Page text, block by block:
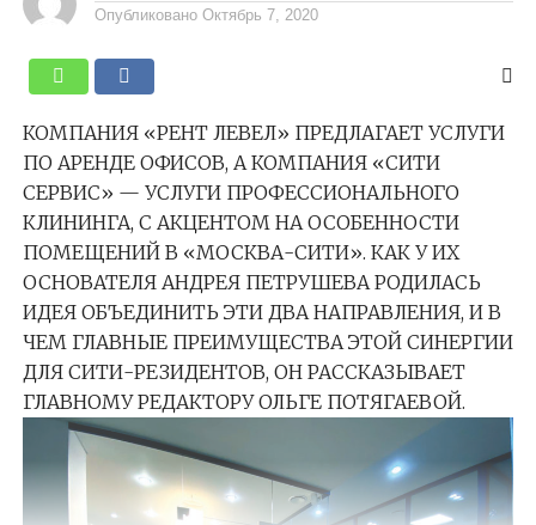
Опубликовано Октябрь 7, 2020
КОМПАНИЯ «РЕНТ ЛЕВЕЛ» ПРЕДЛАГАЕТ УСЛУГИ
ПО АРЕНДЕ ОФИСОВ, А КОМПАНИЯ «СИТИ
СЕРВИС» — УСЛУГИ ПРОФЕССИОНАЛЬНОГО
КЛИНИНГА, С АКЦЕНТОМ НА ОСОБЕННОСТИ
ПОМЕЩЕНИЙ В «МОСКВА-СИТИ». КАК У ИХ
ОСНОВАТЕЛЯ АНДРЕЯ ПЕТРУШЕВА РОДИЛАСЬ
ИДЕЯ ОБЪЕДИНИТЬ ЭТИ ДВА НАПРАВЛЕНИЯ, И В
ЧЕМ ГЛАВНЫЕ ПРЕИМУЩЕСТВА ЭТОЙ СИНЕРГИИ
ДЛЯ СИТИ-РЕЗИДЕНТОВ, ОН РАССКАЗЫВАЕТ
ГЛАВНОМУ РЕДАКТОРУ ОЛЬГЕ ПОТЯГАЕВОЙ.